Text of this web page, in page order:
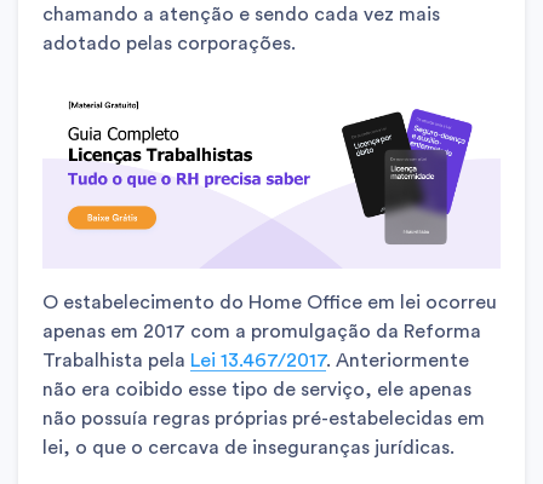
chamando a atenção e sendo cada vez mais
adotado pelas corporações.
O estabelecimento do Home Office em lei ocorreu
apenas em 2017 com a promulgação da Reforma
Trabalhista pela Lei 13.467/2017. Anteriormente
não era coibido esse tipo de serviço, ele apenas
não possuía regras próprias pré-estabelecidas em
lei, o que o cercava de inseguranças jurídicas.